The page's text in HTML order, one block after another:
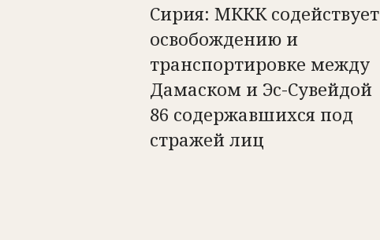
Сирия: МККК содействует
освобождению и
транспортировке между
Дамаском и Эс-Сувейдой
86 содержавшихся под
стражей лиц